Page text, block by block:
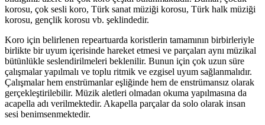
korosu, çok sesli koro, Türk sanat müziği korosu, Türk halk müziği
korosu, gençlik korosu vb. şeklindedir.
Koro için belirlenen repeartuarda koristlerin tamamının birbirleriyle
birlikte bir uyum içerisinde hareket etmesi ve parçaları aynı müzikal
bütünlükle seslendirilmeleri beklenilir. Bunun için çok uzun süre
çalışmalar yapılmalı ve toplu ritmik ve ezgisel uyum sağlanmalıdır.
Çalışmalar hem enstrümanlar eşliğinde hem de enstrümansız olarak
gerçekleştirilebilir. Müzik aletleri olmadan okuma yapılmasına da
acapella adı verilmektedir. Akapella parçalar da solo olarak insan
sesi benimsenmektedir.